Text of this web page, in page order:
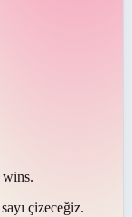
wins.
çizeceğiz.